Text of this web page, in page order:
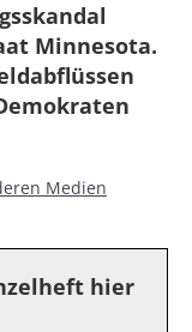
Minnesota.
Medien
hier